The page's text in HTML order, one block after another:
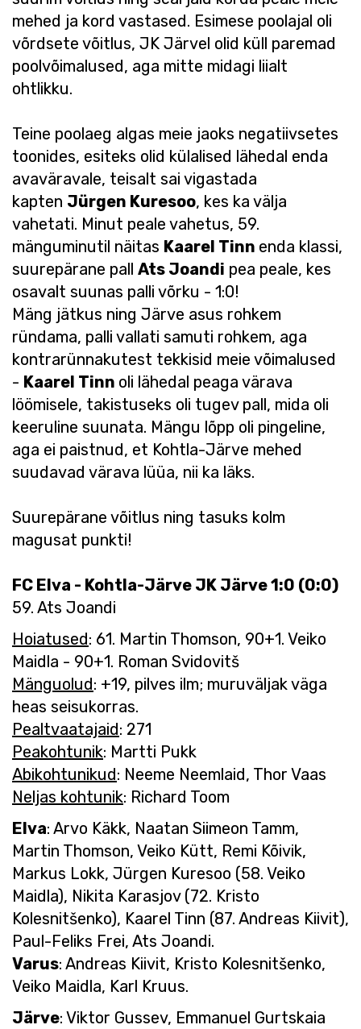
mehed ja kord vastased. Esimese poolajal oli
võrdsete võitlus, JK Järvel olid küll paremad
poolvõimalused, aga mitte midagi liialt
ohtlikku.
Teine poolaeg algas meie jaoks negatiivsetes
toonides, esiteks olid külalised lähedal enda
avaväravale, teisalt sai vigastada
kapten Jürgen Kuresoo, kes ka välja
vahetati. Minut peale vahetus, 59.
mänguminutil näitas Kaarel Tinn enda klassi,
suurepärane pall Ats Joandi pea peale, kes
osavalt suunas palli võrku - 1:0!
Mäng jätkus ning Järve asus rohkem
ründama, palli vallati samuti rohkem, aga
kontrarünnakutest tekkisid meie võimalused
- Kaarel Tinn oli lähedal peaga värava
löömisele, takistuseks oli tugev pall, mida oli
keeruline suunata. Mängu lõpp oli pingeline,
aga ei paistnud, et Kohtla-Järve mehed
suudavad värava lüüa, nii ka läks.
Suurepärane võitlus ning tasuks kolm
magusat punkti!
FC Elva - Kohtla-Järve JK Järve 1:0 (0:0)
59. Ats Joandi
Hoiatused: 61. Martin Thomson, 90+1. Veiko
Maidla - 90+1. Roman Svidovitš
Mänguolud: +19, pilves ilm; muruväljak väga
heas seisukorras.
Pealtvaatajaid: 271
Peakohtunik: Martti Pukk
Abikohtunikud: Neeme Neemlaid, Thor Vaas
Neljas kohtunik: Richard Toom
Elva: Arvo Käkk, Naatan Siimeon Tamm,
Martin Thomson, Veiko Kütt, Remi Kõivik,
Markus Lokk, Jürgen Kuresoo (58. Veiko
Maidla), Nikita Karasjov (72. Kristo
Kolesnitšenko), Kaarel Tinn (87. Andreas Kiivit),
Paul-Feliks Frei, Ats Joandi.
Varus: Andreas Kiivit, Kristo Kolesnitšenko,
Veiko Maidla, Karl Kruus.
Järve: Viktor Gussev, Emmanuel Gurtskaia